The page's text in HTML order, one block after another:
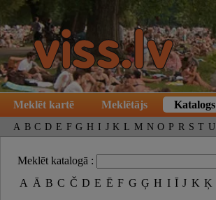
Meklēt kartē Meklētājs Katalogs
A B C D E F G H I J K L M N O P R S T U
Meklēt katalogā :
A Ā B C Č D E Ē F G Ģ H I Ī J K Ķ